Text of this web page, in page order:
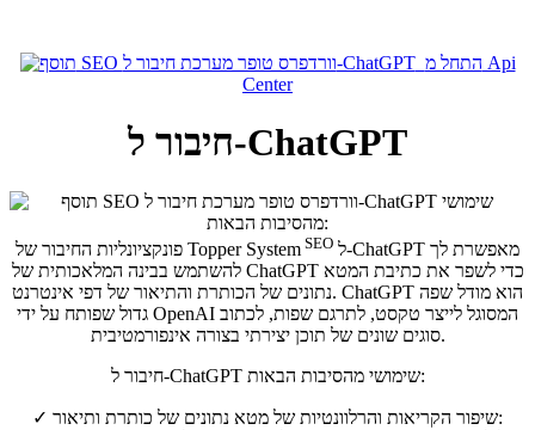
התחל מ Api
Center
חיבור ל-ChatGPT
פונקציונליות החיבור של Topper System SEO
להשתמש בבינה המלאכותית של ChatGPT כדי לשפר את כתיבת המטא
נתונים של הכותרת והתיאור של דפי אינטרנט. ChatGPT הוא מודל שפה
גדול שפותח על ידי OpenAI המסוגל לייצר טקסט, לתרגם שפות, לכתוב
סוגים שונים של תוכן יצירתי בצורה אינפורמטיבית.
חיבור ל-ChatGPT שימושי מהסיבות הבאות:
✓